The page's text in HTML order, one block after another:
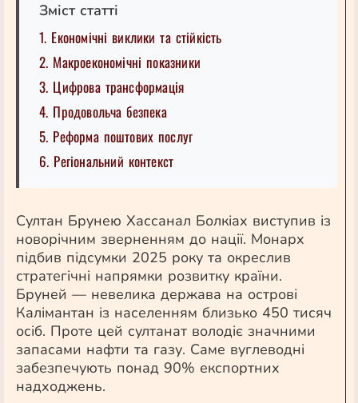
Зміст статті
1. Економічні виклики та стійкість
2. Макроекономічні показники
3. Цифрова трансформація
4. Продовольча безпека
5. Реформа поштових послуг
6. Регіональний контекст
Султан Брунею Хассанал Болкіах виступив із
новорічним зверненням до нації. Монарх
підбив підсумки 2025 року та окреслив
стратегічні напрямки розвитку країни.
Бруней — невелика держава на острові
Калімантан із населенням близько 450 тисяч
осіб. Проте цей султанат володіє значними
запасами нафти та газу. Саме вуглеводні
забезпечують понад 90% експортних
надходжень.